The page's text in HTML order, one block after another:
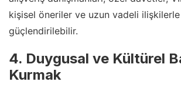
kişisel öneriler ve uzun vadeli ilişkilerle
güçlendirilebilir.
4. Duygusal ve Kültürel
Kurmak